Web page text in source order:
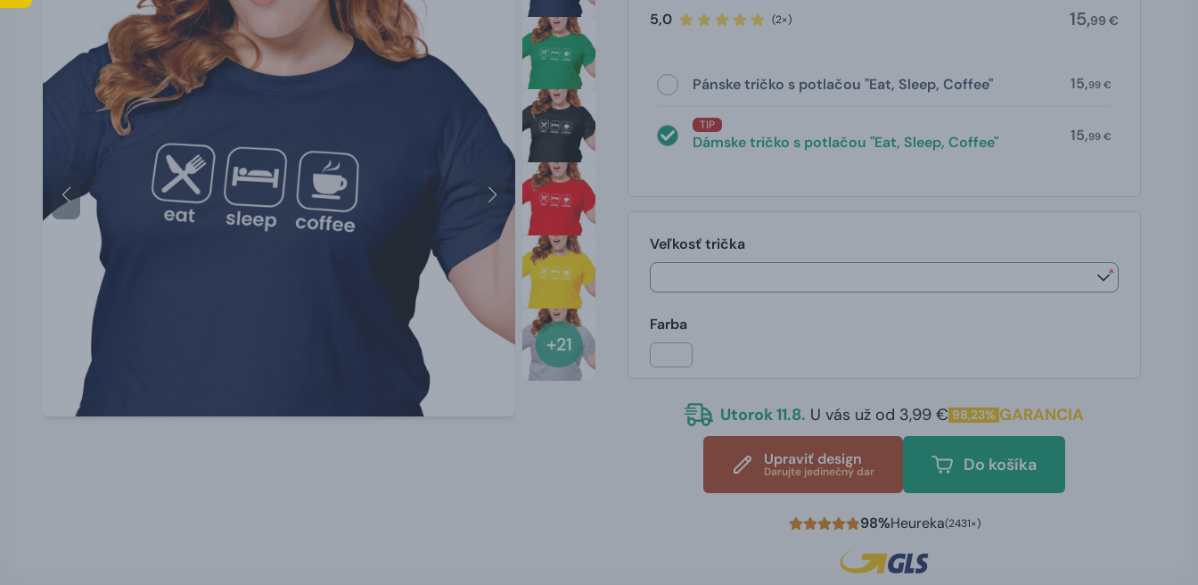
+21
5,0 (2×) 15,99 €
Pánske tričko s potlačou "Eat, Sleep, Coffee" 15,99 €
TIP
Dámske tričko s potlačou "Eat, Sleep, Coffee" 15,99 €
Veľkosť trička
*
Farba
Utorok 11.8. U vás už od 3,99 € 98,23% GARANCIA
Upraviť design
Darujte jedinečný dar Do košíka
98%Heureka(2431×)